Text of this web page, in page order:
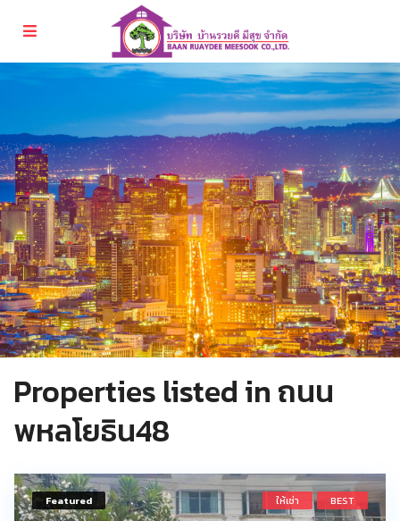
Properties listed in ถนน
พหลโยธิน48
Featured ให้เช่า BEST